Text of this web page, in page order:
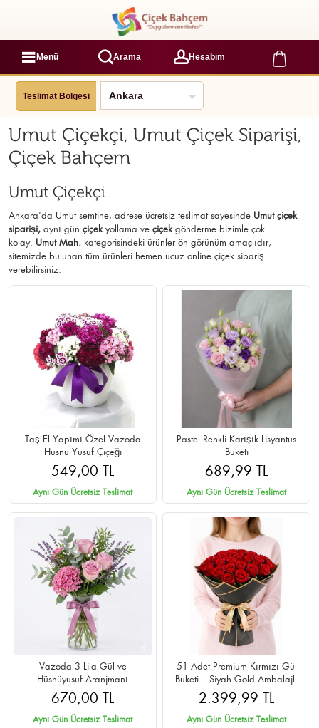
Menü Arama Hesabım
Teslimat Bölgesi
Umut Çiçekçi, Umut Çiçek Siparişi,
Çiçek Bahçem
Umut Çiçekçi
Ankara'da Umut semtine, adrese ücretsiz teslimat sayesinde Umut çiçek
siparişi, aynı gün çiçekyollama ve çiçekgönderme bizimle çok
kolay. Umut Mah. kategorisindeki ürünler ön görünüm amaçlıdır,
sitemizde bulunan tüm ürünleri hemen ucuz online çiçek sipariş
verebilirsiniz.
Taş El Yapımı Özel Vazoda
Hüsnü Yusuf Çiçeği
549,00 TL
Aynı Gün Ücretsiz Teslimat
Pastel Renkli Karışık Lisyantus
Buketi
689,99 TL
Aynı Gün Ücretsiz Teslimat
Vazoda 3 Lila Gül ve
Hüsnüyusuf Aranjmanı
670,00 TL
Aynı Gün Ücretsiz Teslimat
51 Adet Premium Kırmızı Gül
Buketi – Siyah Gold Ambalajlı
Cipsolu
2.399,99 TL
Aynı Gün Ücretsiz Teslimat